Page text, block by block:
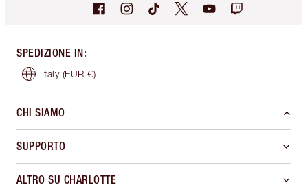
SPEDIZIONE IN:
Italy (EUR €)
CHI SIAMO
SUPPORTO
ALTRO SU CHARLOTTE